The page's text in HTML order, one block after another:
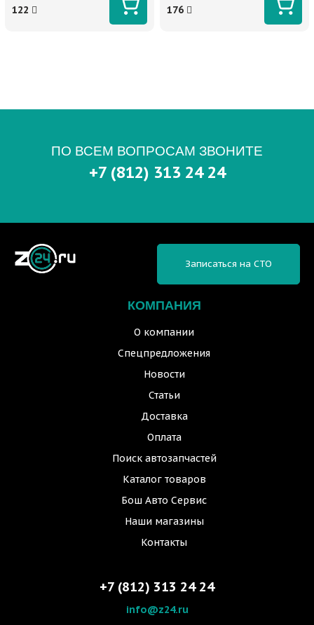
122 176
ПО ВСЕМ ВОПРОСАМ ЗВОНИТЕ
+7 (812) 313 24 24
КОМПАНИЯ
О компании
Спецпредложения
Новости
Статьи
Доставка
Оплата
Поиск автозапчастей
Каталог товаров
Бош Авто Сервис
Наши магазины
Контакты
Записаться на СТО
+7 (812) 313 24 24
info@z24.ru